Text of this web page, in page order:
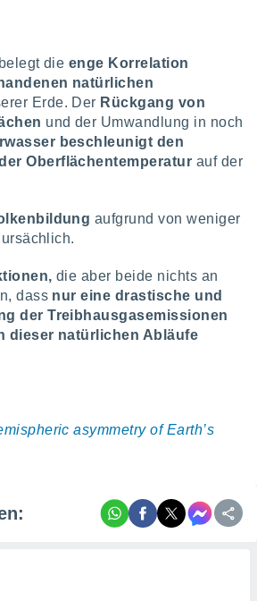
die enge Korrelation
natürlichen
Erde. Der Rückgang von
und der Umwandlung in noch
beschleunigt den
Oberflächentemperatur auf der
aufgrund von weniger
die aber beide nichts an
dass nur eine drastische und
der Treibhausgasemissionen
dieser natürlichen Abläufe
asymmetry of Earth’s